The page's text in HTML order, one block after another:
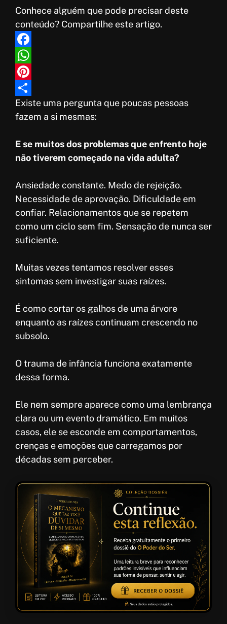
Conhece alguém que pode precisar deste
conteúdo? Compartilhe este artigo.
F
a
c
e
b
W
h
a
t
p
P
i
n
e
s
t
S
h
Existe uma pergunta que poucas pessoas
fazem a si mesmas:
E se muitos dos problemas que enfrento hoje
não tiverem começado na vida adulta?
Ansiedade constante. Medo de rejeição.
Necessidade de aprovação. Dificuldade em
confiar. Relacionamentos que se repetem
como um ciclo sem fim. Sensação de nunca ser
suficiente.
Muitas vezes tentamos resolver esses
sintomas sem investigar suas raízes.
É como cortar os galhos de uma árvore
enquanto as raízes continuam crescendo no
subsolo.
O trauma de infância funciona exatamente
dessa forma.
Ele nem sempre aparece como uma lembrança
clara ou um evento dramático. Em muitos
casos, ele se esconde em comportamentos,
crenças e emoções que carregamos por
décadas sem perceber.